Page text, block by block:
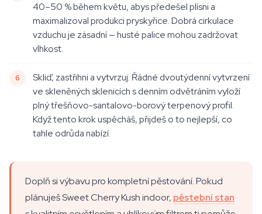
40–50 % během květu, abys předešel plísni a
maximalizoval produkci pryskyřice. Dobrá cirkulace
vzduchu je zásadní — husté palice mohou zadržovat
vlhkost.
Skliď, zastřihni a vytvrzuj. Řádné dvoutýdenní vytvrzení
ve skleněných sklenicích s denním odvětráním vyloží
plný třešňovo-santalovo-borový terpenový profil.
Když tento krok uspěcháš, přijdeš o to nejlepší, co
tahle odrůda nabízí.
Doplň si výbavu pro kompletní pěstování. Pokud
plánuješ Sweet Cherry Kush indoor, pěstební stan